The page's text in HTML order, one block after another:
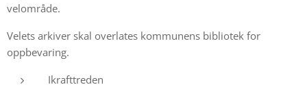
velområde.
Velets arkiver skal overlates kommunens bibliotek for
oppbevaring.
Ikrafttreden